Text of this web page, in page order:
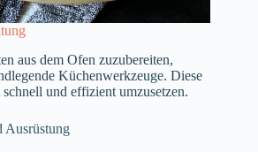
aus dem Ofen zuzubereiten,
Küchenwerkzeuge. Diese
und effizient umzusetzen.
Ausrüstung